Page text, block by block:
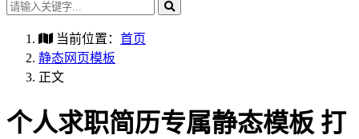
当前位置： 首页
静态网页模板
正文
个人求职简历专属静态模板 打